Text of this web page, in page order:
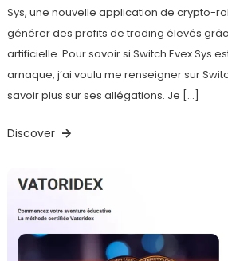
Sys, une nouvelle application de crypto-
générer des profits de trading élevés
artificielle. Pour savoir si Switch Evex Sys
arnaque, j’ai voulu me renseigner sur
savoir plus sur ses allégations. Je […]
Discover